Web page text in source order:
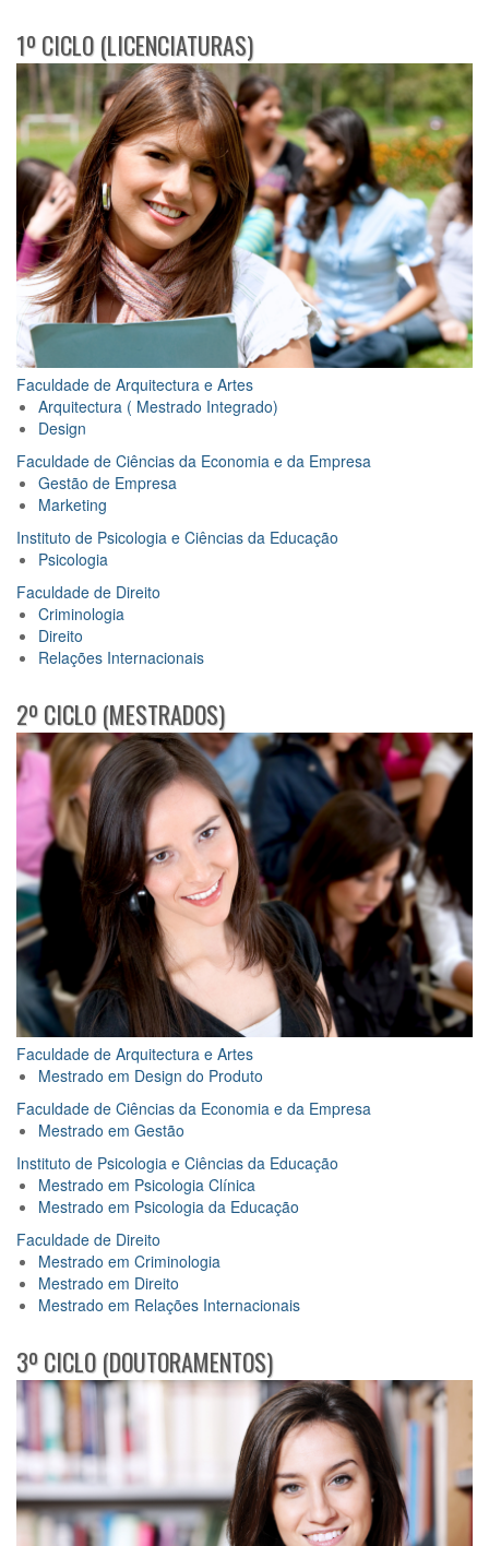
1º CICLO (LICENCIATURAS)
Faculdade de Arquitectura e Artes
Arquitectura ( Mestrado Integrado)
Design
Faculdade de Ciências da Economia e da Empresa
Gestão de Empresa
Marketing
Instituto de Psicologia e Ciências da Educação
Psicologia
Faculdade de Direito
Criminologia
Direito
Relações Internacionais
2º CICLO (MESTRADOS)
Faculdade de Arquitectura e Artes
Mestrado em Design do Produto
Faculdade de Ciências da Economia e da Empresa
Mestrado em Gestão
Instituto de Psicologia e Ciências da Educação
Mestrado em Psicologia Clínica
Mestrado em Psicologia da Educação
Faculdade de Direito
Mestrado em Criminologia
Mestrado em Direito
Mestrado em Relações Internacionais
3º CICLO (DOUTORAMENTOS)